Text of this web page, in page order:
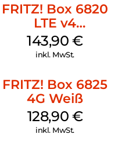
FRITZ! Box 6820
LTE v4
(Tarifvermarktung)
Weiß
143,90€
inkl. MwSt.
FRITZ! Box 6825
4G Weiß
128,90 €
inkl. MwSt.